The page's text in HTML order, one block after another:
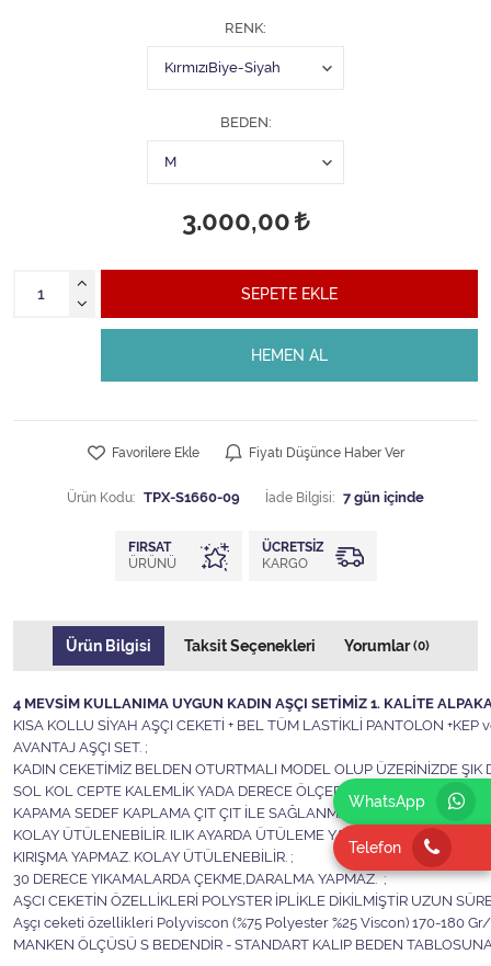
WhatsApp
Telefon
RENK
BEDEN
3.000,00
SEPETE EKLE
HEMEN AL
Favorilere Ekle Fiyatı Düşünce Haber Ver
Ürün Kodu: TPX-S1660-09 İade Bilgisi:
FIRSAT
ÜRÜNÜ
ÜCRETSIZ
KARGO
Ürün Bilgisi Taksit Seçenekleri Yorumlar(0)
4 MEVSİM KULLANIMA UYGUN KADIN AŞÇI SETİMİZ 1. KALİTE
KISA KOLLU SİYAH AŞÇI CEKETİ + BEL TÜM LASTİKLİ PANTOLON
AVANTAJ AŞÇI SET. ;
KADIN CEKETİMİZ BELDEN OTURTMALI MODEL OLUP ÜZERİNİZDE ŞIK
SOL KOL CEPTE KALEMLİK YADA DERECE ÖLÇER CEBİ VARDIR. ;
KAPAMA SEDEF KAPLAMA ÇIT ÇIT İLE SAĞLANMAKTADIR. ;
KOLAY ÜTÜLENEBİLİR. ILIK AYARDA ÜTÜLEME YAPILABİLİR ;
KIRIŞMA YAPMAZ. KOLAY ÜTÜLENEBİLİR. ;
30 DERECE YIKAMALARDA ÇEKME,DARALMA YAPMAZ. ;
AŞCI CEKETİN ÖZELLİKLERİ POLYSTER İPLİKLE DİKİLMİŞTİR UZUN
Aşçı ceketi özellikleri Polyviscon (%75 Polyester %25 Viscon) 170-180
MANKEN ÖLÇÜSÜ S BEDENDİR - STANDART KALIP BEDEN